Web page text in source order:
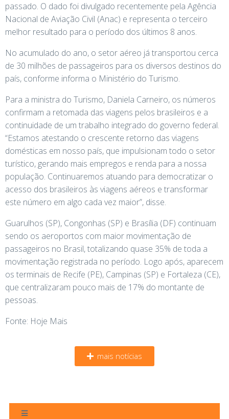
passado. O dado foi divulgado recentemente pela Agência
Nacional de Aviação Civil (Anac) e representa o terceiro
melhor resultado para o período dos últimos 8 anos.
No acumulado do ano, o setor aéreo já transportou cerca
de 30 milhões de passageiros para os diversos destinos do
país, conforme informa o Ministério do Turismo.
Para a ministra do Turismo, Daniela Carneiro, os números
confirmam a retomada das viagens pelos brasileiros e a
continuidade de um trabalho integrado do governo federal.
“Estamos atestando o crescente retorno das viagens
domésticas em nosso país, que impulsionam todo o setor
turístico, gerando mais empregos e renda para a nossa
população. Continuaremos atuando para democratizar o
acesso dos brasileiros às viagens aéreos e transformar
este número em algo cada vez maior”, disse.
Guarulhos (SP), Congonhas (SP) e Brasília (DF) continuam
sendo os aeroportos com maior movimentação de
passageiros no Brasil, totalizando quase 35% de toda a
movimentação registrada no período. Logo após, aparecem
os terminais de Recife (PE), Campinas (SP) e Fortaleza (CE),
que centralizaram pouco mais de 17% do montante de
pessoas.
Fonte: Hoje Mais
mais notícias